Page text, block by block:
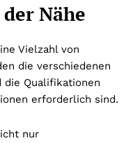
Nähe
Vielzahl von
die verschiedenen
die Qualifikationen
erforderlich sind.
nur